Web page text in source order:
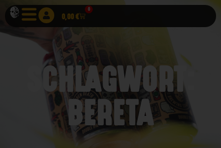
0,00€
0
SCHLAGWORT:
BERETA